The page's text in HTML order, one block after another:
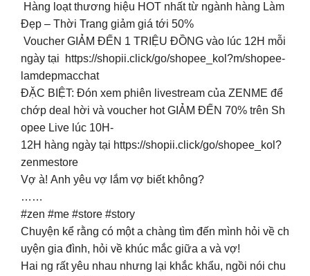
Hàng loạt thương hiệu HOT nhất từ ngành hàng Làm
Đẹp – Thời Trang giảm giá tới 50%
Voucher GIẢM ĐẾN 1 TRIỆU ĐỒNG vào lúc 12H mỗi
ngày tại https://shopii.click/go/shopee_kol?m/shopee-
lamdepmacchat
ĐẶC BIỆT: Đón xem phiên livestream của ZENME để
chớp deal hời và voucher hot GIẢM ĐẾN 70% trên Sh
opee Live lúc 10H-
12H hàng ngày tại https://shopii.click/go/shopee_kol?
zenmestore
Vợ à! Anh yêu vợ lắm vợ biết không?
……
#zen #me #store #story
Chuyện kể rằng có một a chàng tìm đến mình hỏi về ch
uyện gia đình, hỏi về khúc mắc giữa a và vợ!
Hai ng rất yêu nhau nhưng lại khắc khẩu, ngồi nói chu